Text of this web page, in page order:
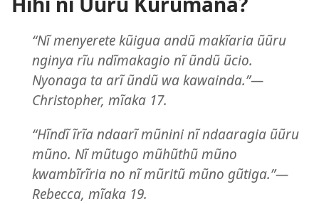
“Nĩ menyerete kũigua andũ makĩaria ũũru
nginya rĩu ndĩmakagio nĩ ũndũ ũcio.
Nyonaga ta arĩ ũndũ wa kawainda.”​—
Christopher, mĩaka 17.
“Hĩndĩ ĩrĩa ndaarĩ mũnini nĩ ndaaragia ũũru
mũno. Nĩ mũtugo mũhũthũ mũno
kwambĩrĩria no nĩ mũritũ mũno gũtiga.”​—
Rebecca, mĩaka 19.